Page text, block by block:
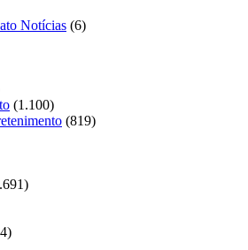
Notícias (6)
(1.100)
(819)